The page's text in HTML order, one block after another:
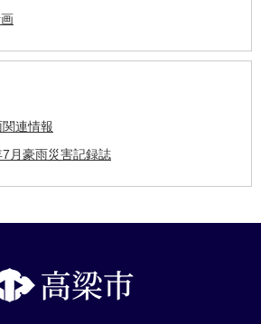
連情報
月豪雨災害記録誌